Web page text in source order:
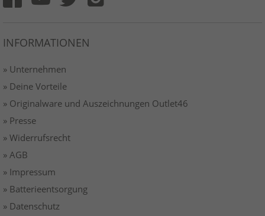
INFORMATIONEN
» Unternehmen
» Deine Vorteile
» Originalware und Auszeichnungen Outlet46
» Presse
» Widerrufsrecht
» AGB
» Impressum
» Batterieentsorgung
» Datenschutz